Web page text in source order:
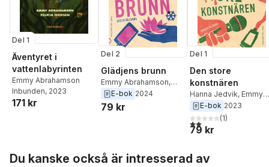
Del 1
Äventyret i
vattenlabyrinten
Emmy Abrahamson
Inbunden, 2023
171 kr
Del 2
Glädjens brunn
Emmy Abrahamson,
Hanna Jedvik
E-bok 2024
79 kr
Del 1
Den store
konstnären
Hanna Jedvik, Emmy
Abrahamson
E-bok 2023
2,0utav 5 stjärnor.
(1)
79 kr
Du kanske också är intresserad av